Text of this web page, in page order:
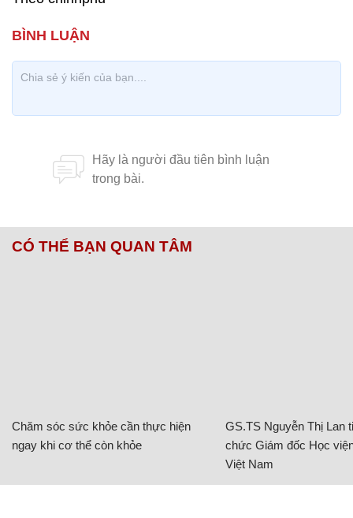
CÓ THỂ BẠN QUAN TÂM
Chăm sóc sức khỏe cần thực hiện
ngay khi cơ thể còn khỏe
GS.TS Nguyễn Thị Lan
chức Giám đốc Học
Việt Nam